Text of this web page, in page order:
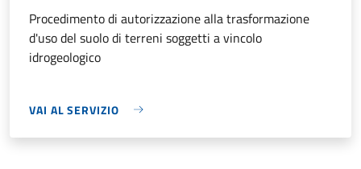
Procedimento di autorizzazione alla trasformazione
d'uso del suolo di terreni soggetti a vincolo
idrogeologico
VAI AL SERVIZIO